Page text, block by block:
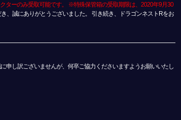
ターのみ受取可能です。 ※特殊保管箱の受取期限は、2020年9月30
、誠にありがとうございました。 引き続き、ドラゴンネストRをお
申し訳ございませんが、何卒ご協力くださいますようお願いいたし